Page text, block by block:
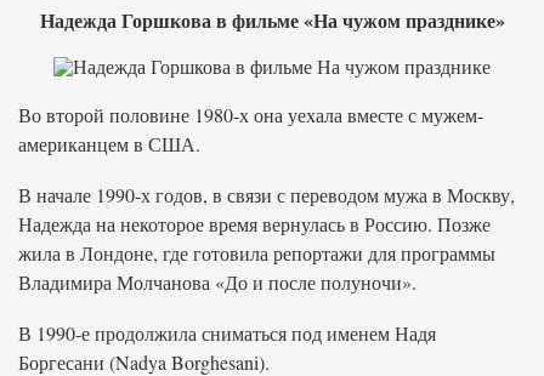
Надежда Горшкова в фильме «На чужом празднике»
Во второй половине 1980-х она уехала вместе с мужем-
американцем в США.
В начале 1990-х годов, в связи с переводом мужа в Москву,
Надежда на некоторое время вернулась в Россию. Позже
жила в Лондоне, где готовила репортажи для программы
Владимира Молчанова «До и после полуночи».
В 1990-е продолжила сниматься под именем Надя
Боргесани (Nadya Borghesani).